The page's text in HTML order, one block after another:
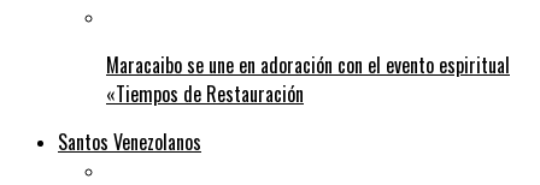
Maracaibo se une en adoración con el evento espiritual
«Tiempos de Restauración
Santos Venezolanos